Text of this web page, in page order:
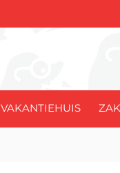
VAKANTIEHUIS